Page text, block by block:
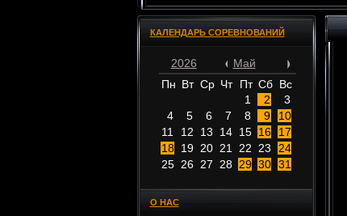
КАЛЕНДАРЬ СОРЕВНОВАНИЙ
2026
Май
Пн Вт Ср Чт Пт Сб Вс
1
2
3
4
5 6 7 8 9
10
11
12 13 14 15 16
17
18 19 20 21 22 23
24
25 26 27 28 29 30 31
О НАС